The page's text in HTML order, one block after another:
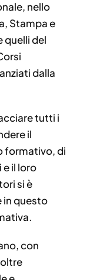
nello
Stampa e
quelli del
dalla
tutti i
il
formativo, di
il loro
si è
in questo
con